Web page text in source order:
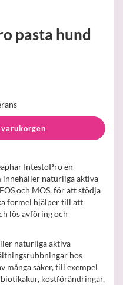
pasta hund
IntestoPro en
innehåller naturliga aktiva
och MOS, för att stödja
formel hjälper till att
lös avföring och
naturliga aktiva
hos
många saker, till exempel
kostförändringar,